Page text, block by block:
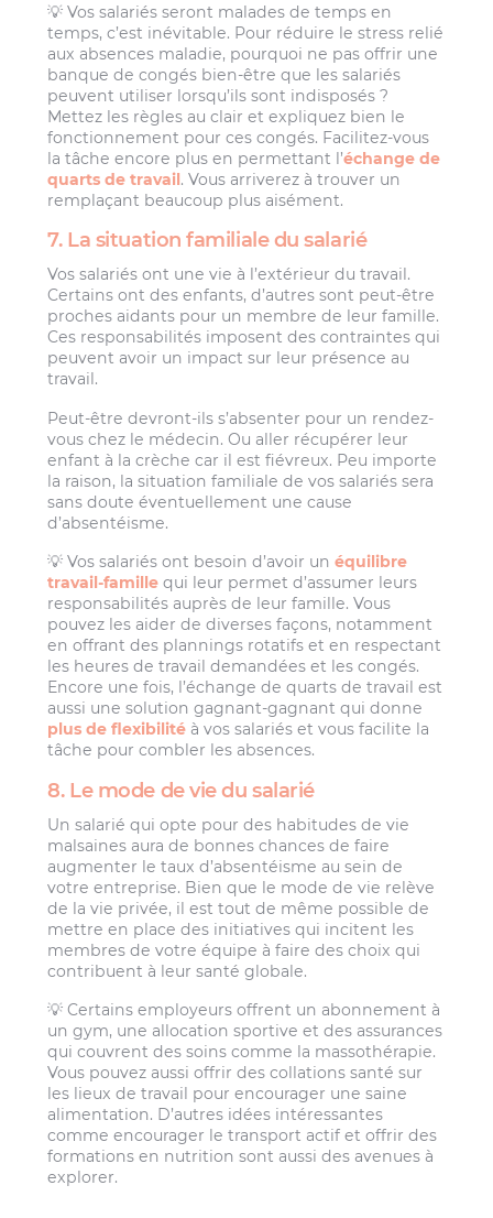
💡 Vos salariés seront malades de temps en
temps, c’est inévitable. Pour réduire le stress relié
aux absences maladie, pourquoi ne pas offrir une
banque de congés bien-être que les salariés
peuvent utiliser lorsqu’ils sont indisposés ?
Mettez les règles au clair et expliquez bien le
fonctionnement pour ces congés. Facilitez-vous
la tâche encore plus en permettant l’échange de
quarts de travail. Vous arriverez à trouver un
remplaçant beaucoup plus aisément.
7. La situation familiale du salarié
Vos salariés ont une vie à l’extérieur du travail.
Certains ont des enfants, d’autres sont peut-être
proches aidants pour un membre de leur famille.
Ces responsabilités imposent des contraintes qui
peuvent avoir un impact sur leur présence au
travail.
Peut-être devront-ils s’absenter pour un rendez-
vous chez le médecin. Ou aller récupérer leur
enfant à la crèche car il est fiévreux. Peu importe
la raison, la situation familiale de vos salariés sera
sans doute éventuellement une cause
d’absentéisme.
💡 Vos salariés ont besoin d’avoir unéquilibre
travail-famille qui leur permet d’assumer leurs
responsabilités auprès de leur famille. Vous
pouvez les aider de diverses façons, notamment
en offrant des plannings rotatifs et en respectant
les heures de travail demandées et les congés.
Encore une fois, l’échange de quarts de travail est
aussi une solution gagnant-gagnant qui donne
plus de flexibilité à vos salariés et vous facilite la
tâche pour combler les absences.
8. Le mode de vie du salarié
Un salarié qui opte pour des habitudes de vie
malsaines aura de bonnes chances de faire
augmenter le taux d’absentéisme au sein de
votre entreprise. Bien que le mode de vie relève
de la vie privée, il est tout de même possible de
mettre en place des initiatives qui incitent les
membres de votre équipe à faire des choix qui
contribuent à leur santé globale.
💡 Certains employeurs offrent un abonnement à
un gym, une allocation sportive et des assurances
qui couvrent des soins comme la massothérapie.
Vous pouvez aussi offrir des collations santé sur
les lieux de travail pour encourager une saine
alimentation. D’autres idées intéressantes
comme encourager le transport actif et offrir des
formations en nutrition sont aussi des avenues à
explorer.